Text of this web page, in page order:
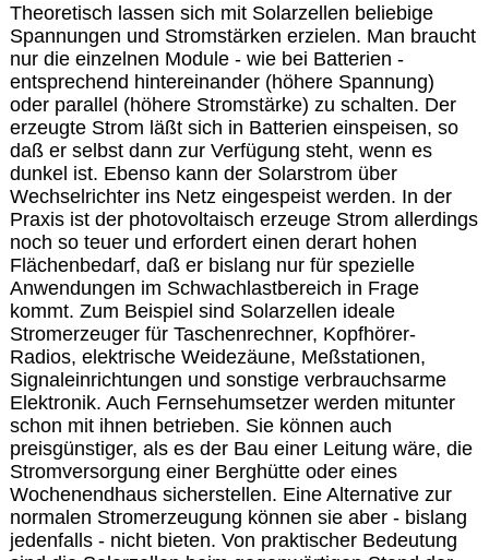
Theoretisch lassen sich mit Solarzellen beliebige
Spannungen und Stromstärken erzielen. Man braucht
nur die einzelnen Module - wie bei Batterien -
entsprechend hintereinander (höhere Spannung)
oder parallel (höhere Stromstärke) zu schalten. Der
erzeugte Strom läßt sich in Batterien einspeisen, so
daß er selbst dann zur Verfügung steht, wenn es
dunkel ist. Ebenso kann der Solarstrom über
Wechselrichter ins Netz eingespeist werden. In der
Praxis ist der photovoltaisch erzeuge Strom allerdings
noch so teuer und erfordert einen derart hohen
Flächenbedarf, daß er bislang nur für spezielle
Anwendungen im Schwachlastbereich in Frage
kommt. Zum Beispiel sind Solarzellen ideale
Stromerzeuger für Taschenrechner, Kopfhörer-
Radios, elektrische Weidezäune, Meßstationen,
Signaleinrichtungen und sonstige verbrauchsarme
Elektronik. Auch Fernsehumsetzer werden mitunter
schon mit ihnen betrieben. Sie können auch
preisgünstiger, als es der Bau einer Leitung wäre, die
Stromversorgung einer Berghütte oder eines
Wochenendhaus sicherstellen. Eine Alternative zur
normalen Stromerzeugung können sie aber - bislang
jedenfalls - nicht bieten. Von praktischer Bedeutung